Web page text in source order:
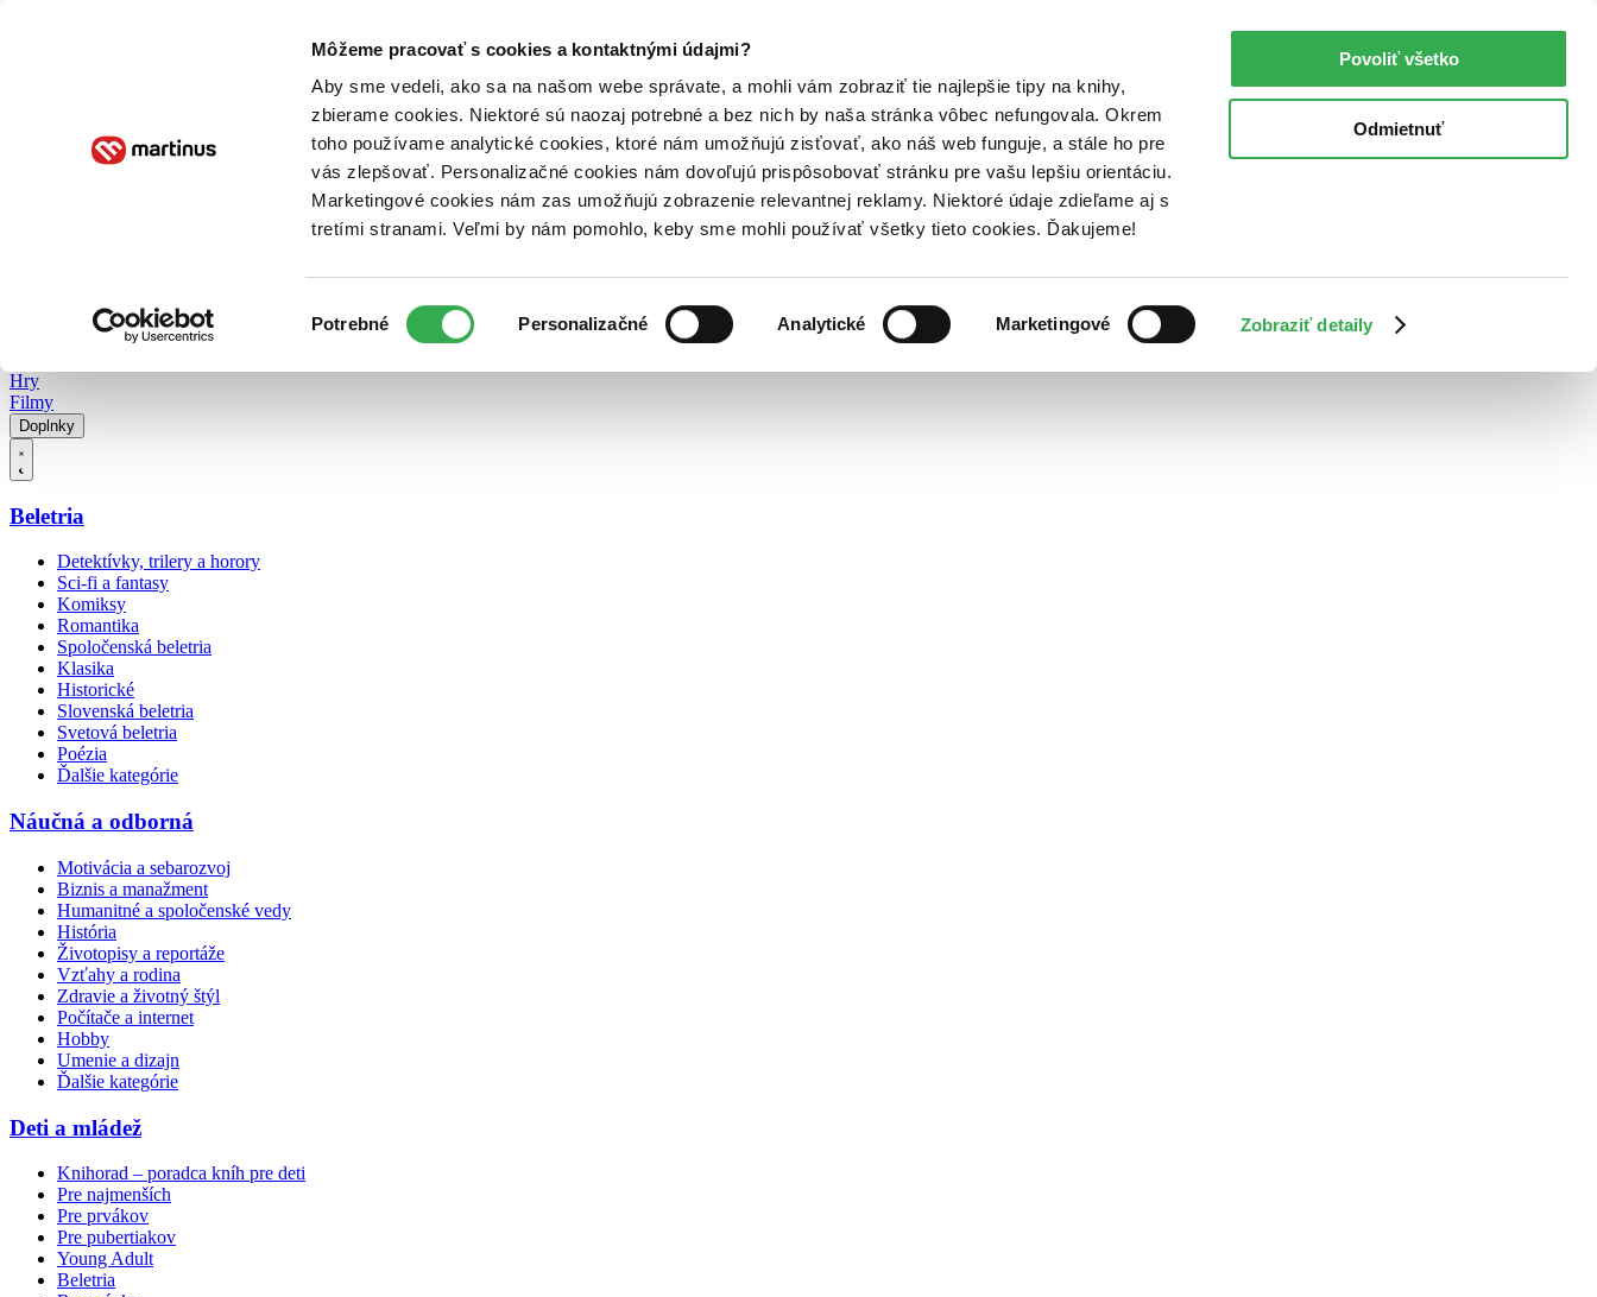
Môžeme pracovať s cookies a kontaktnými údajmi?
Aby sme vedeli, ako sa na našom webe správate, a mohli vám zobraziť tie najlepšie tipy na knihy,
zbierame cookies. Niektoré sú naozaj potrebné a bez nich by naša stránka vôbec nefungovala. Okrem
toho používame analytické cookies, ktoré nám umožňujú zisťovať, ako náš web funguje, a stále ho pre
vás zlepšovať. Personalizačné cookies nám dovoľujú prispôsobovať stránku pre vašu lepšiu orientáciu.
Marketingové cookies nám zas umožňujú zobrazenie relevantnej reklamy. Niektoré údaje zdieľame aj s
tretími stranami. Veľmi by nám pomohlo, keby sme mohli používať všetky tieto cookies. Ďakujeme!
súhlasu
Potrebné Personalizačné Analytické Marketingové Zobraziť detaily
Povoliť všetko
Odmietnuť
Poukážky Kontakt
Hry
Filmy
Doplnky
Beletria
Detektívky, trilery a horory
Sci-fi a fantasy
Komiksy
Romantika
Spoločenská beletria
Klasika
Historické
Slovenská beletria
Svetová beletria
Poézia
Ďalšie kategórie
Náučná a odborná
Motivácia a sebarozvoj
Biznis a manažment
Humanitné a spoločenské vedy
História
Životopisy a reportáže
Vzťahy a rodina
Zdravie a životný štýl
Počítače a internet
Hobby
Umenie a dizajn
Ďalšie kategórie
Deti a mládež
Knihorad – poradca kníh pre deti
Pre najmenších
Pre prvákov
Pre pubertiakov
Young Adult
Beletria